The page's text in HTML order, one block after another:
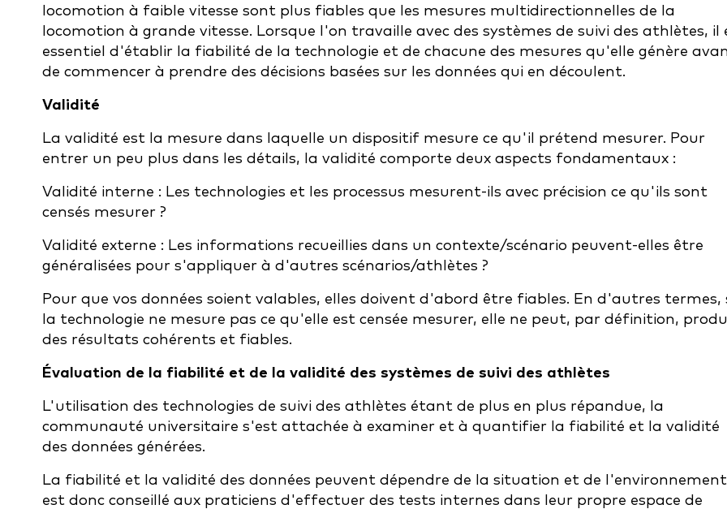
locomotion à faible vitesse sont plus fiables que les mesures multidirectionnelles de la
locomotion à grande vitesse. Lorsque l'on travaille avec des systèmes de suivi des athlètes, il
essentiel d'établir la fiabilité de la technologie et de chacune des mesures qu'elle génère
de commencer à prendre des décisions basées sur les données qui en découlent.
Validité
La validité est la mesure dans laquelle un dispositif mesure ce qu'il prétend mesurer. Pour
entrer un peu plus dans les détails, la validité comporte deux aspects fondamentaux :
Validité interne : Les technologies et les processus mesurent-ils avec précision ce qu'ils sont
censés mesurer ?
Validité externe : Les informations recueillies dans un contexte/scénario peuvent-elles être
généralisées pour s'appliquer à d'autres scénarios/athlètes ?
Pour que vos données soient valables, elles doivent d'abord être fiables. En d'autres termes,
la technologie ne mesure pas ce qu'elle est censée mesurer, elle ne peut, par définition,
des résultats cohérents et fiables.
Évaluation de la fiabilité et de la validité des systèmes de suivi des athlètes
L'utilisation des technologies de suivi des athlètes étant de plus en plus répandue, la
communauté universitaire s'est attachée à examiner et à quantifier la fiabilité et la validité
des données générées.
La fiabilité et la validité des données peuvent dépendre de la situation et de l'environnement.
est donc conseillé aux praticiens d'effectuer des tests internes dans leur propre espace de